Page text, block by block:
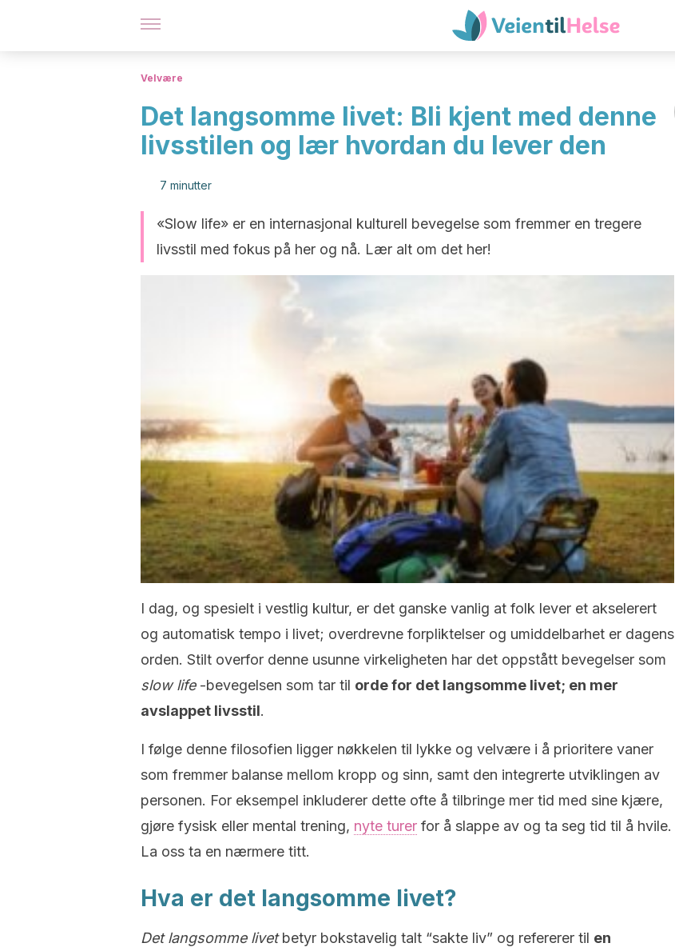
Velvære
Det langsomme livet: Bli kjent med denne
livsstilen og lær hvordan du lever den
7 minutter
«Slow life» er en internasjonal kulturell bevegelse som fremmer en tregere
livsstil med fokus på her og nå. Lær alt om det her!
I dag, og spesielt i vestlig kultur, er det ganske vanlig at folk lever et akselerert
og automatisk tempo i livet; overdrevne forpliktelser og umiddelbarhet er dagens
orden. Stilt overfor denne usunne virkeligheten har det oppstått bevegelser som
slow life-bevegelsen som tar til orde for det langsomme livet; en mer
avslappet livsstil.
I følge denne filosofien ligger nøkkelen til lykke og velvære i å prioritere vaner
som fremmer balanse mellom kropp og sinn, samt den integrerte utviklingen av
personen. For eksempel inkluderer dette ofte å tilbringe mer tid med sine kjære,
gjøre fysisk eller mental trening, nyte turer for å slappe av og ta seg tid til å hvile.
La oss ta en nærmere titt.
Hva er det langsomme livet?
Det langsomme livetbetyr bokstavelig talt “sakte liv” og refererer til en